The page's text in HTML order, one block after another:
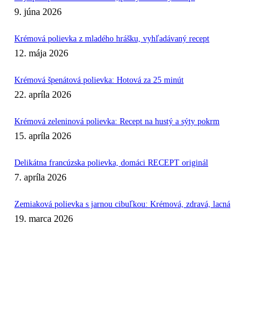
9. júna 2026
Krémová polievka z mladého hrášku, vyhľadávaný recept
12. mája 2026
Krémová špenátová polievka: Hotová za 25 minút
22. apríla 2026
Krémová zeleninová polievka: Recept na hustý a sýty pokrm
15. apríla 2026
Delikátna francúzska polievka, domáci RECEPT originál
7. apríla 2026
Zemiaková polievka s jarnou cibuľkou: Krémová, zdravá, lacná
19. marca 2026